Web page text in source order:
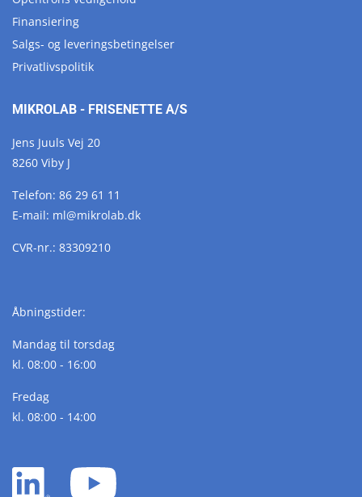
Finansiering
Salgs- og leveringsbetingelser
Privatlivspolitik
MIKROLAB - FRISENETTE A/S
Jens Juuls Vej 20
8260 Viby J
Telefon: 86 29 61 11
E-mail: ml@mikrolab.dk
CVR-nr.: 83309210
Åbningstider:
Mandag til torsdag
kl. 08:00 - 16:00
Fredag
kl. 08:00 - 14:00
LinkedIn
YouTube